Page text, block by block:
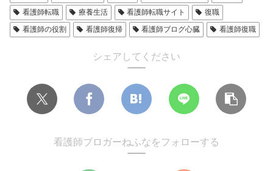
看護師転職
療養生活 看護師転職サイト
復職
看護師の役割
看護師復帰 看護師ブログ心臓 看護師復職
シェアしてください
看護師ブロガーねふなをフォローする